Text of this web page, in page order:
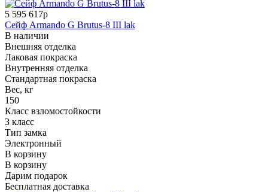
5 595 617р
Сейф Armando G Brutus-8 III lak
В наличии
Внешняя отделка
Лаковая покраска
Внутренняя отделка
Стандартная покраска
Вес, кг
150
Класс взломостойкости
3 класс
Тип замка
Электронный
В корзину
В корзину
Дарим подарок
Бесплатная доставка